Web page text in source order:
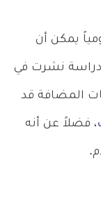
يمكن أن
نشرت في
المضافة قد
، فضلاً عن أنه